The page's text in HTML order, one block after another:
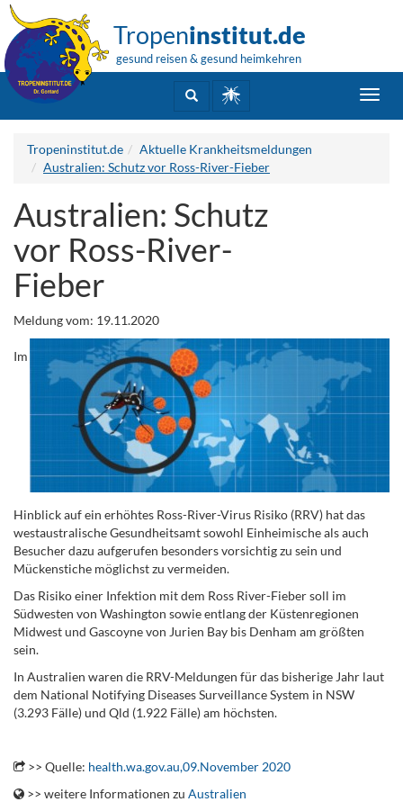
Tropeninstitut.de
gesund reisen & gesund heimkehren
Tropeninstitut.de
Aktuelle Krankheitsmeldungen
Australien: Schutz vor Ross-River-Fieber
Australien: Schutz
vor Ross-River-
Fieber
Meldung vom: 19.11.2020
Im
Hinblick auf ein erhöhtes Ross-River-Virus Risiko (RRV) hat das
westaustralische Gesundheitsamt sowohl Einheimische als auch
Besucher dazu aufgerufen besonders vorsichtig zu sein und
Mückenstiche möglichst zu vermeiden.
Das Risiko einer Infektion mit dem Ross River-Fieber soll im
Südwesten von Washington sowie entlang der Küstenregionen
Midwest und Gascoyne von Jurien Bay bis Denham am größten
sein.
In Australien waren die RRV-Meldungen für das bisherige Jahr laut
dem National Notifying Diseases Surveillance System in NSW
(3.293 Fälle) und Qld (1.922 Fälle) am höchsten.
>> Quelle: health.wa.gov.au,09.November 2020
>> weitere Informationen zu Australien